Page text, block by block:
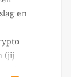
en
(jij